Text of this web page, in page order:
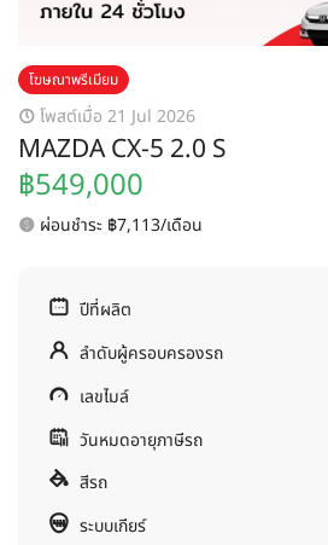
โฆษณาพรีเมียม
โพสต์เมื่อ 21 Jul 2026
MAZDA CX-5 2.0 S
฿549,000
ผ่อนชำระ ฿7,113/เดือน
ปีที่ผลิต
ลำดับผู้ครอบครองรถ
เลขไมล์
วันหมดอายุภาษีรถ
สีรถ
ระบบเกียร์